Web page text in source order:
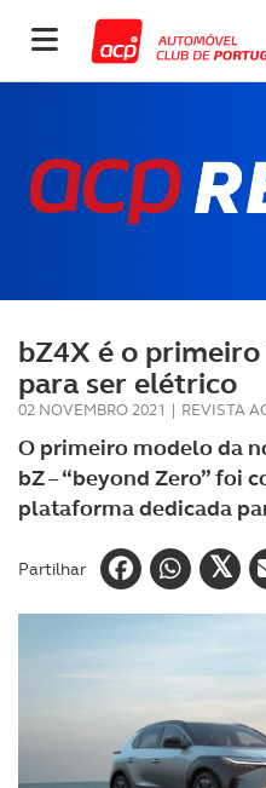
bZ4X é o
para ser elétrico
02 NOVEMBRO 2021 | REVISTA
O primeiro modelo da
bZ – “beyond Zero” foi
plataforma dedicada
Partilhar